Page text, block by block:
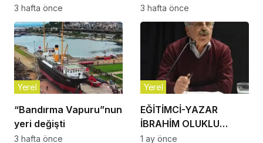
olmayı çoktan hak
eden bir ilçe”
3 hafta önce
Büyükşehir
Belediyesi’nde Murat
Özşay Göreve Başladı
3 hafta önce
“Bandırma Vapuru”nun
yeri değişti
Yerel
3 hafta önce
EĞİTİMCİ-YAZAR
İBRAHİM OLUKLU
VEFAT ETTİ
Yerel
1 ay önce